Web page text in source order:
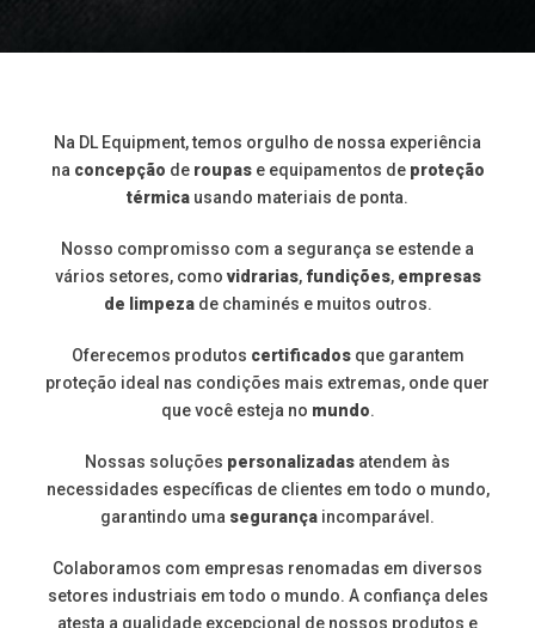
Na DL Equipment, temos orgulho de nossa experiência
na concepção de roupase equipamentos de proteção
térmica usando materiais de ponta.
Nosso compromisso com a segurança se estende a
vários setores, como vidrarias, fundições, empresas
de limpezade chaminés e muitos outros.
Oferecemos produtos certificadosque garantem
proteção ideal nas condições mais extremas, onde quer
que você esteja no mundo.
Nossas soluções personalizadas atendem às
necessidades específicas de clientes em todo o mundo,
garantindo uma segurança incomparável.
Colaboramos com empresas renomadas em diversos
setores industriais em todo o mundo. A confiança deles
atesta a qualidade excepcional de nossos produtos e